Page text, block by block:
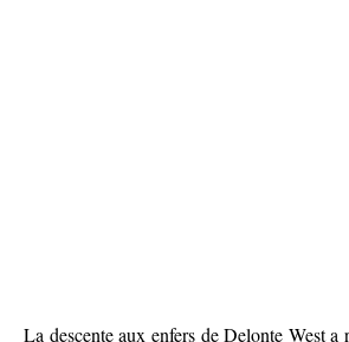
La descente aux enfers de Delonte West